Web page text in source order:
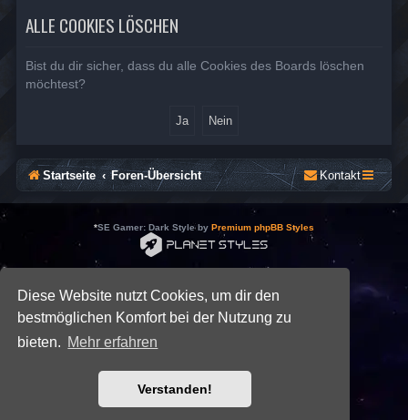
Diese Website nutzt Cookies, um dir den
bestmöglichen Komfort bei der Nutzung zu
bieten. Mehr erfahren
Verstanden!
ALLE COOKIES LÖSCHEN
Bist du dir sicher, dass du alle Cookies des Boards löschen
möchtest?
Startseite Foren-Übersicht Kontakt
*SE Gamer: Dark Style by Premium phpBB Styles
Deutsche Übersetzung durchphpBB.de